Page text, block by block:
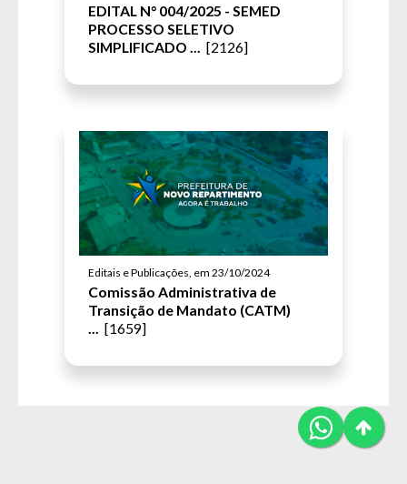
EDITAL N° 004/2025 - SEMED
PROCESSO SELETIVO
SIMPLIFICADO ...
[2126]
Editais e Publicações, em 23/10/2024
Comissão Administrativa de
Transição de Mandato (CATM)
[1659]